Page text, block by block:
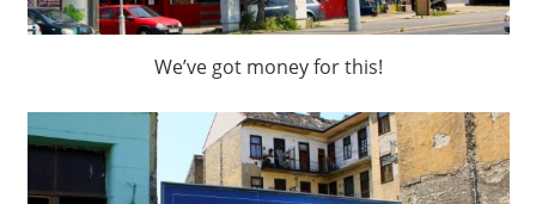
We’ve got money for this!